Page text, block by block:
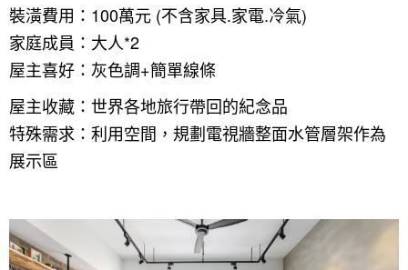
裝潢費用：100萬元 (不含家具.家電.冷氣)
家庭成員：大人*2
屋主喜好：灰色調+簡單線條
屋主收藏：世界各地旅行帶回的紀念品
特殊需求：利用空間，規劃電視牆整面水管層架作為
展示區